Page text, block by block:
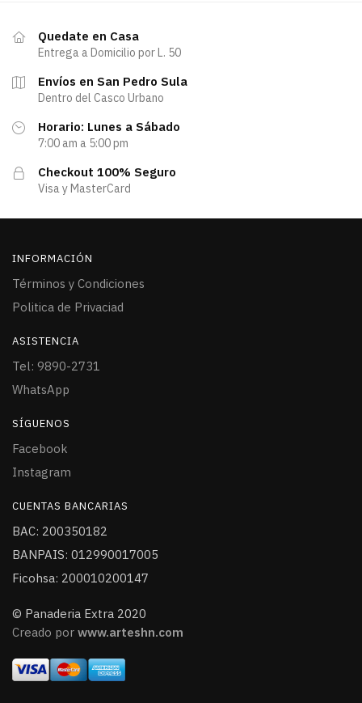
Quedate en Casa
Entrega a Domicilio por L. 50
Envíos en San Pedro Sula
Dentro del Casco Urbano
Horario: Lunes a Sábado
7:00 am a 5:00 pm
Checkout 100% Seguro
Visa y MasterCard
INFORMACIÓN
Términos y Condiciones
Politica de Privaciad
ASISTENCIA
Tel: 9890-2731
WhatsApp
SÍGUENOS
Facebook
Instagram
CUENTAS BANCARIAS
BAC: 200350182
BANPAIS: 012990017005
Ficohsa: 200010200147
© Panaderia Extra 2020
Creado por www.arteshn.com